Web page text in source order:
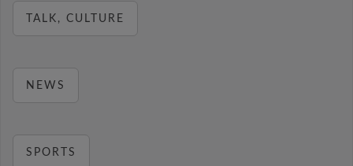
TALK, CULTURE
NEWS
SPORTS